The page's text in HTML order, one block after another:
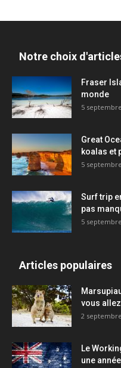
Notre choix
Fraser
monde
5
Great
koalas et
5
Surf trip
pas
5
Articles populaires
vous
2
Le
une